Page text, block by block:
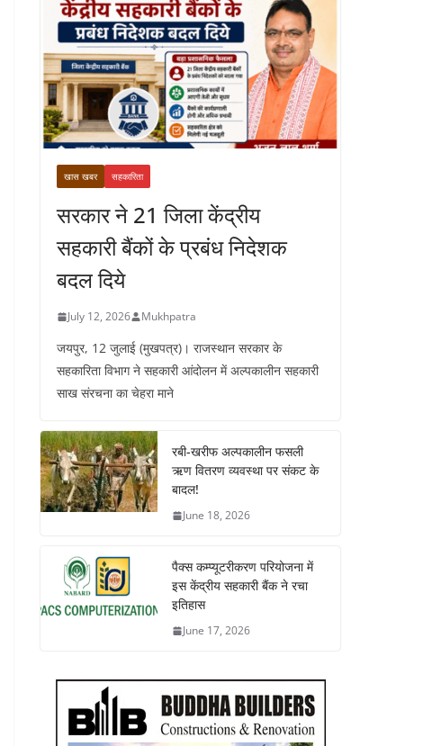
खास खबर सहकारिता
सरकार ने 21 जिला केंद्रीय
सहकारी बैंकों के प्रबंध निदेशक
बदल दिये
July 12, 2026 Mukhpatra
जयपुर, 12 जुलाई (मुखपत्र)। राजस्थान सरकार के
सहकारिता विभाग ने सहकारी आंदोलन में अल्पकालीन सहकारी
साख संरचना का चेहरा माने
रबी-खरीफ अल्पकालीन फसली
ऋण वितरण व्यवस्था पर संकट के
बादल!
June 18, 2026
पैक्स कम्प्यूटरीकरण परियोजना में
इस केंद्रीय सहकारी बैंक ने रचा
इतिहास
June 17, 2026